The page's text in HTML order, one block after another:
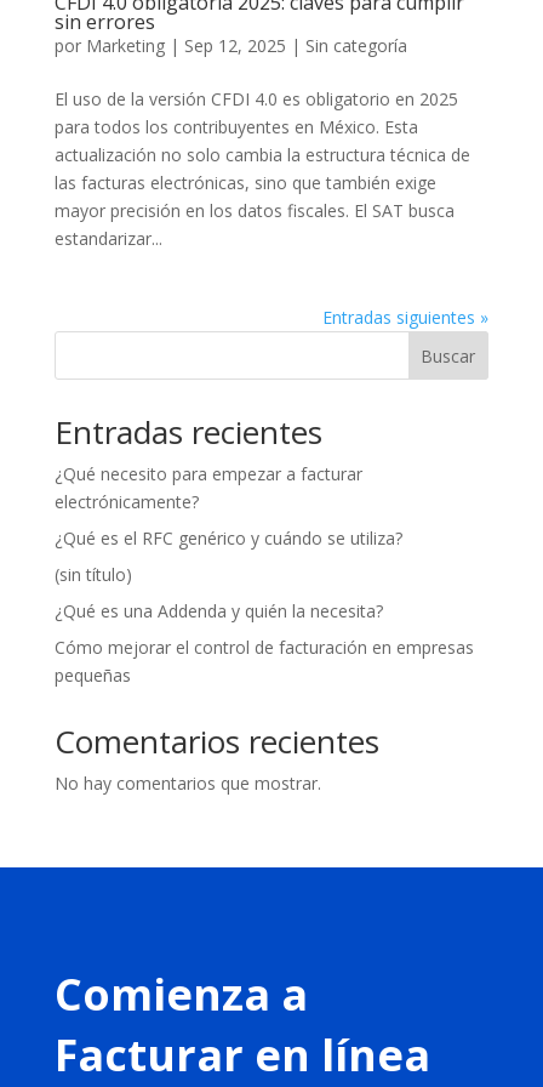
sin errores
por Marketing| Sep 12, 2025 | Sin categoría
El uso de la versión CFDI 4.0 es obligatorio en 2025
para todos los contribuyentes en México. Esta
actualización no solo cambia la estructura técnica de
las facturas electrónicas, sino que también exige
mayor precisión en los datos fiscales. El SAT busca
estandarizar...
Entradas siguientes »
Buscar
Entradas recientes
¿Qué necesito para empezar a facturar
electrónicamente?
¿Qué es el RFC genérico y cuándo se utiliza?
(sin título)
¿Qué es una Addenda y quién la necesita?
Cómo mejorar el control de facturación en empresas
pequeñas
Comentarios recientes
No hay comentarios que mostrar.
Comienza a
Facturar en línea